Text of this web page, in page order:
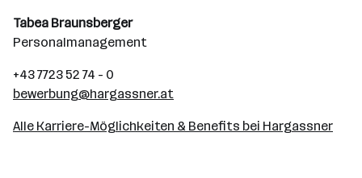
Tabea Braunsberger
Personalmanagement
+43 7723 52 74 - 0
bewerbung@hargassner.at
Alle Karriere-Möglichkeiten & Benefits bei Hargassner